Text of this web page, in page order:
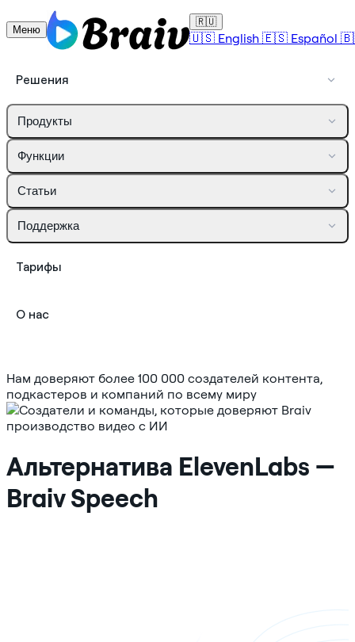
Меню
🇷🇺
🇺🇸 English 🇪🇸 Español
Решения
Продукты
Функции
Статьи
Поддержка
Тарифы
О нас
Нам доверяют более 100 000 создателей контента,
подкастеров и компаний по всему миру
Альтернатива ElevenLabs —
Braiv Speech